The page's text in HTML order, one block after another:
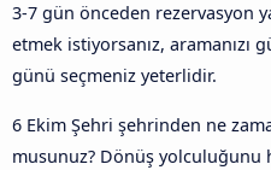
3-7 gün önceden rezervasyon
etmek istiyorsanız,
günü seçmeniz yeterlidir.
6 Ekim Şehri şehrinden ne
musunuz? Dönüş